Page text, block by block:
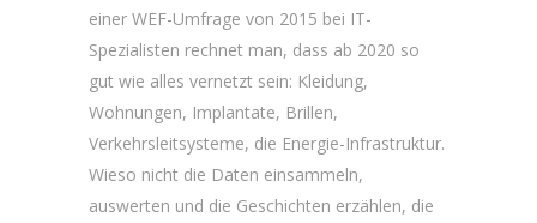
einer WEF-Umfrage von 2015 bei IT-
Spezialisten rechnet man, dass ab 2020 so
gut wie alles vernetzt sein: Kleidung,
Wohnungen, Implantate, Brillen,
Verkehrsleitsysteme, die Energie-Infrastruktur.
Wieso nicht die Daten einsammeln,
auswerten und die Geschichten erzählen, die